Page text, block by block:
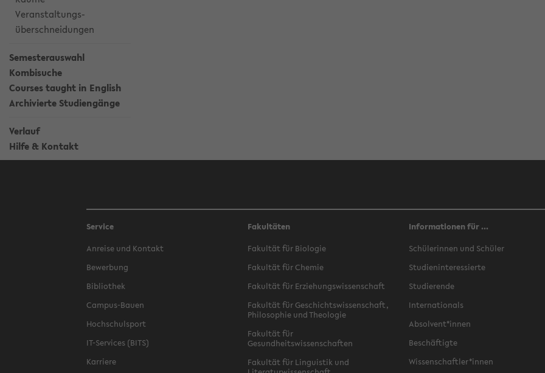
Veranstaltungs-
überschneidungen
Semesterauswahl
Kombisuche
Courses taught in English
Archivierte Studiengänge
Verlauf
Hilfe & Kontakt
Service
Anreise und Kontakt
Bewerbung
Bibliothek
Campus-Bauen
Hochschulsport
IT-Services (BITS)
Karriere
Fakultäten
Fakultät für Biologie
Fakultät für Chemie
Fakultät für Erziehungswissenschaft
Fakultät für Geschichtswissenschaft,
Philosophie und Theologie
Fakultät für
Gesundheitswissenschaften
Fakultät für Linguistik und
Informationen für ...
Schülerinnen und Schüler
Studieninteressierte
Studierende
Internationals
Absolvent*innen
Beschäftigte
Wissenschaftler*innen